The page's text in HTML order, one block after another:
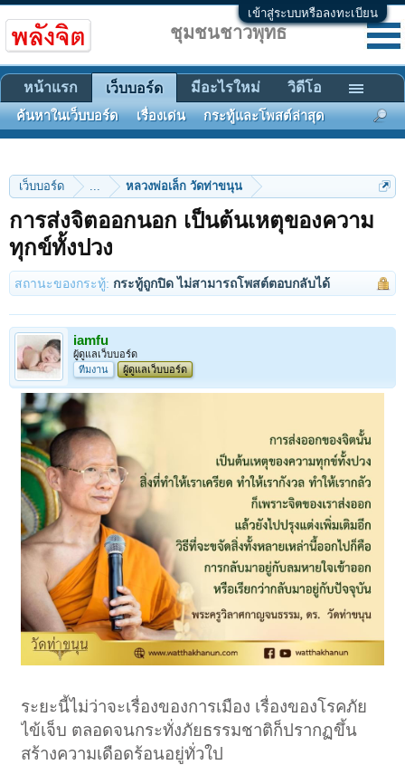
เข้าสู่ระบบหรือลงทะเบียน
เว็บบอร์ด ... หลวงพ่อเล็ก วัดท่าขนุน
การส่งจิตออกนอก เป็นต้นเหตุของความ
ทุกข์ทั้งปวง
สถานะของกระทู้: กระทู้ถูกปิด ไม่สามารถโพสต์ตอบกลับได้
iamfu
ผู้ดูแลเว็บบอร์ด
ทีมงาน
ผู้ดูแลเว็บบอร์ด
ระยะนี้ไม่ว่าจะเรื่องของการเมือง เรื่องของโรคภัย
ไข้เจ็บ ตลอดจนกระทั่งภัยธรรมชาติก็ปรากฏขึ้น
สร้างความเดือดร้อนอยู่ทั่วใป
ชุมชนชาวพุทธ
หน้าแรก เว็บบอร์ด
ค้นหาในเว็บบอร์ด เรื่องเด่น กระทู้และโพสต์ล่าสุด
มีอะไรใหม่ วิดีโอ